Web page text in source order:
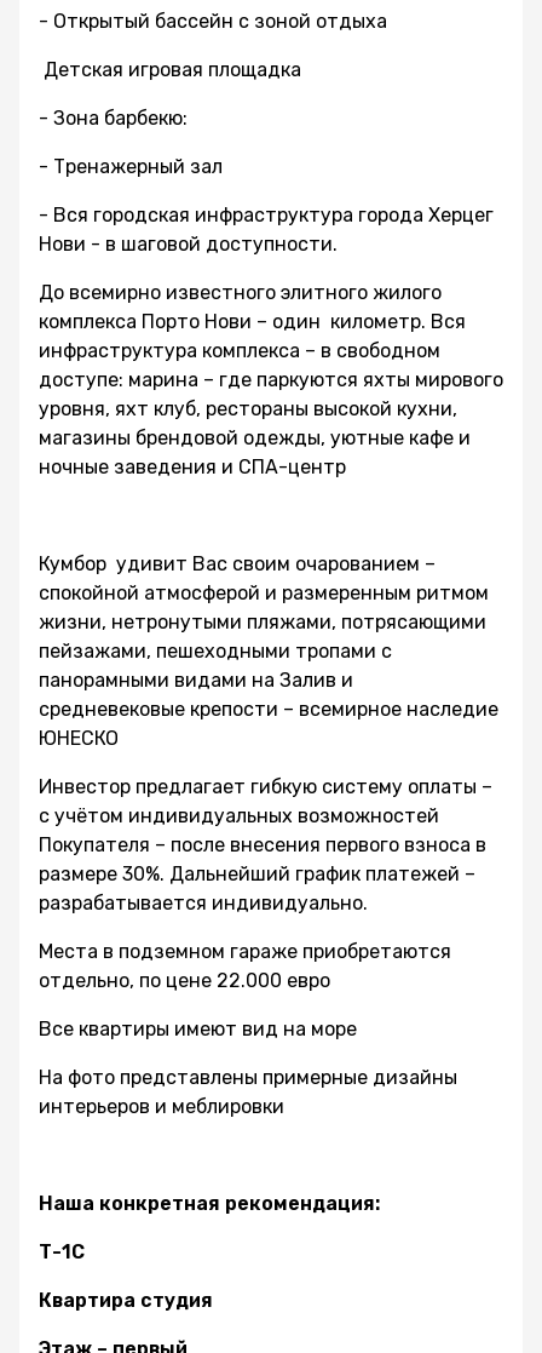
- Открытый бассейн с зоной отдыха
Детская игровая площадка
- Зона барбекю:
- Тренажерный зал
- Вся городская инфраструктура города Херцег
Нови - в шаговой доступности.
До всемирно известного элитного жилого
комплекса Порто Нови – один километр. Вся
инфраструктура комплекса – в свободном
доступе: марина – где паркуются яхты мирового
уровня, яхт клуб, рестораны высокой кухни,
магазины брендовой одежды, уютные кафе и
ночные заведения и СПА-центр
Кумбор удивит Вас своим очарованием –
спокойной атмосферой и размеренным ритмом
жизни, нетронутыми пляжами, потрясающими
пейзажами, пешеходными тропами с
панорамными видами на Залив и
средневековые крепости – всемирное наследие
ЮНЕСКО
Инвестор предлагает гибкую систему оплаты –
с учётом индивидуальных возможностей
Покупателя – после внесения первого взноса в
размере 30%. Дальнейший график платежей –
разрабатывается индивидуально.
Места в подземном гараже приобретаются
отдельно, по цене 22.000 евро
Все квартиры имеют вид на море
На фото представлены примерные дизайны
интерьеров и меблировки
Наша конкретная рекомендация:
Т-1С
Квартира студия